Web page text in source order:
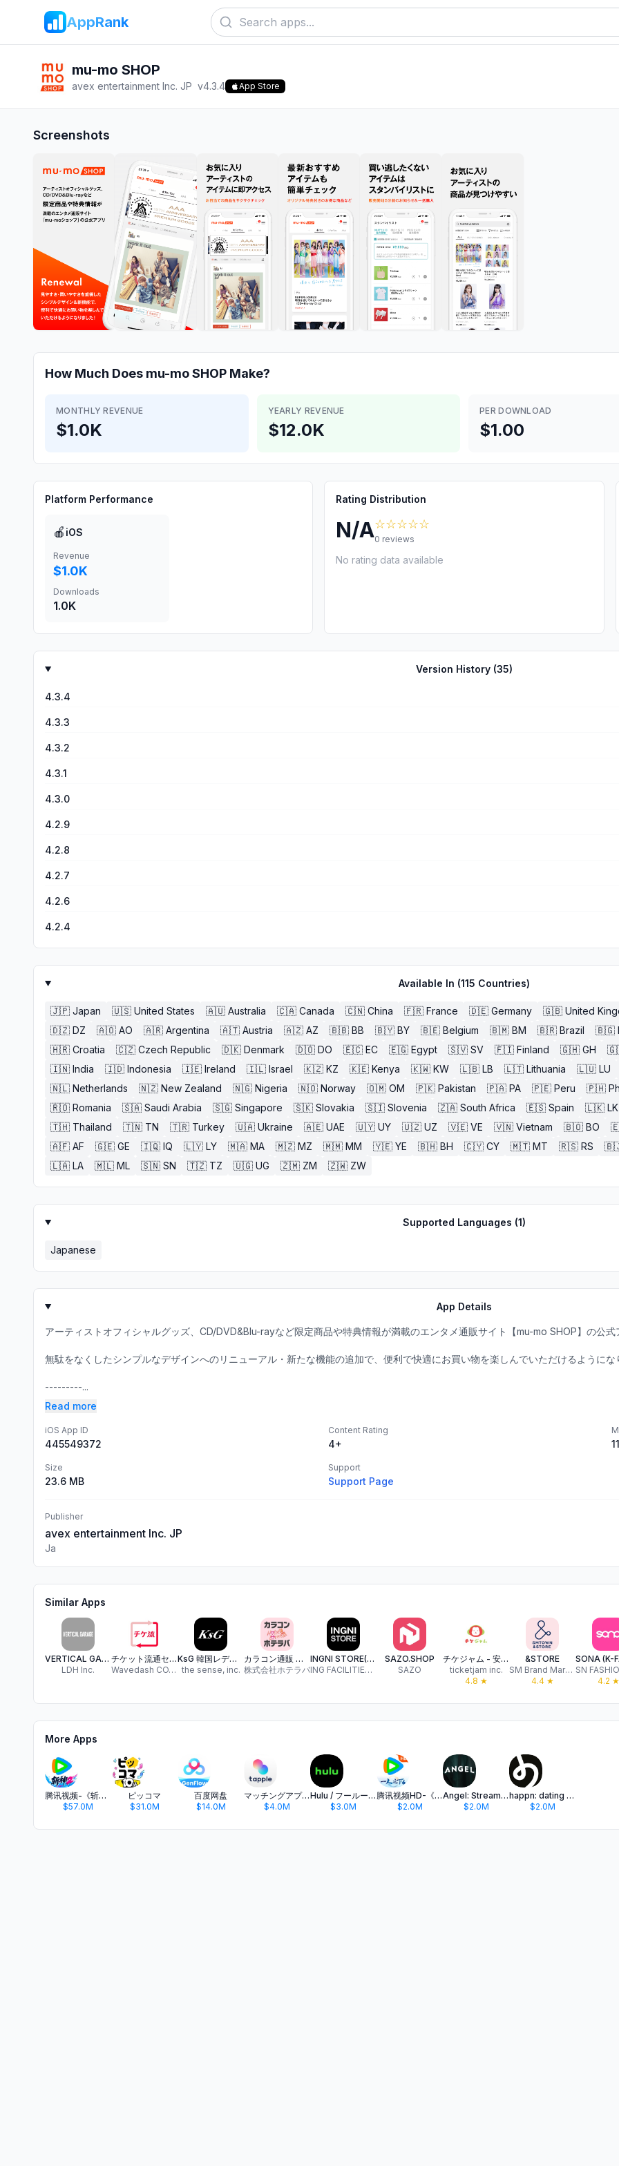
AppRank
mu-mo SHOP
avex entertainment Inc. JP v4.3.4 App Store
Screenshots
How Much Does mu-mo SHOP Make?
MONTHLY REVENUE
$1.0K
YEARLY REVENUE
$12.0K
PER DOWNLOAD
$1.00
Platform Performance
🍎 iOS
Revenue
$1.0K
Downloads
1.0K
Rating Distribution
N/A☆☆☆☆☆
0 reviews
No rating data available
Version History (35)
4.3.4
4.3.3
4.3.2
4.3.1
4.3.0
4.2.9
4.2.8
4.2.7
4.2.6
4.2.4
Available In (115 Countries)
🇯🇵 Japan 🇺🇸 United States 🇦🇺 Australia 🇨🇦 Canada 🇨🇳 China 🇫🇷 France 🇩🇪 Germany 🇬🇧 United
🇩🇿 DZ 🇦🇴 AO 🇦🇷 Argentina 🇦🇹 Austria 🇦🇿 AZ 🇧🇧 BB 🇧🇾 BY 🇧🇪 Belgium 🇧🇲 BM 🇧🇷 Brazil 🇧🇬
🇭🇷 Croatia 🇨🇿 Czech Republic 🇩🇰 Denmark 🇩🇴 DO 🇪🇨 EC 🇪🇬 Egypt 🇸🇻 SV 🇫🇮 Finland 🇬🇭 GH
🇮🇳 India 🇮🇩 Indonesia 🇮🇪 Ireland 🇮🇱 Israel 🇰🇿 KZ 🇰🇪 Kenya 🇰🇼 KW 🇱🇧 LB 🇱🇹 Lithuania 🇱🇺 LU
🇳🇱 Netherlands 🇳🇿 New Zealand 🇳🇬 Nigeria 🇳🇴 Norway 🇴🇲 OM 🇵🇰 Pakistan 🇵🇦 PA 🇵🇪 Peru 🇵🇭
🇷🇴 Romania 🇸🇦 Saudi Arabia 🇸🇬 Singapore 🇸🇰 Slovakia 🇸🇮 Slovenia 🇿🇦 South Africa 🇪🇸 Spain 🇱🇰 LK
🇹🇭 Thailand 🇹🇳 TN 🇹🇷 Turkey 🇺🇦 Ukraine 🇦🇪 UAE 🇺🇾 UY 🇺🇿 UZ 🇻🇪 VE 🇻🇳 Vietnam 🇧🇴 BO
🇦🇫 AF 🇬🇪 GE 🇮🇶 IQ 🇱🇾 LY 🇲🇦 MA 🇲🇿 MZ 🇲🇲 MM 🇾🇪 YE 🇧🇭 BH 🇨🇾 CY 🇲🇹 MT 🇷🇸 RS
🇱🇦 LA 🇲🇱 ML 🇸🇳 SN 🇹🇿 TZ 🇺🇬 UG 🇿🇲 ZM 🇿🇼 ZW
Supported Languages (1)
Japanese
App Details
アーティストオフィシャルグッズ、CD/DVD&Blu-rayなど限定商品や特典情報が満載のエンタメ通販サイト【mu-mo SHOP】の公式
無駄をなくしたシンプルなデザインへのリニューアル・新たな機能の追加で、便利で快適にお買い物を楽しんでいただけるようにな
---------...
Read more
iOS App ID
445549372
Content Rating
4+
Size
23.6 MB
Support
Support Page
Publisher
avex entertainment Inc. JP
Ja
Similar Apps
VERTICAL GARAGE(バーティカルガレージ)
LDH Inc.
チケット流通センター 安心安全チケットリセールアプリ
Wavedash CO.,LTD.
KsG 韓国レディースストリートファッション通販
the sense, inc.
カラコン通販 ホテラバ-HOTEL LOVERS-
株式会社ホテラバ
INGNI STORE(イング ストア) 公式アプリ
ING FACILITIES CO.,LTD.
SAZO.SHOP
SAZO
チケジャム - 安心安全チケットリセール・チケットアプリ
ticketjam inc.
4.8 ★
&STORE
SM Brand Marketing Co., LTD.
4.4★
4.2 ★
More Apps
腾讯视频-《斩神2》国漫神番回归
$57.0M
ピッコマ
$31.0M
百度网盘
$14.0M
マッチングアプリ タップル
$4.0M
Hulu / フールー 人気ドラマや映画、アニメなどが見放題
$3.0M
腾讯视频HD-《一人之下6》全网独播
$2.0M
Angel: Stream TV & Movies
$2.0M
happn: dating app
$2.0M